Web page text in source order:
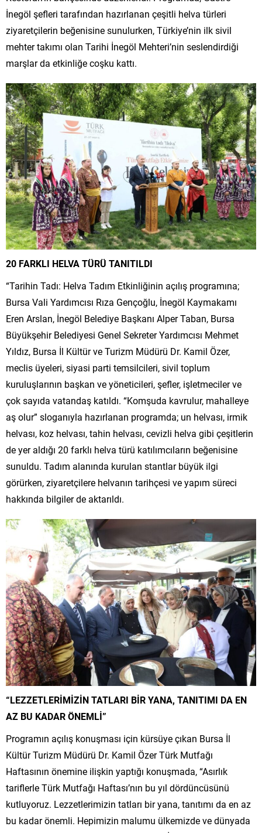
İnegöl şefleri tarafından hazırlanan çeşitli helva türleri
ziyaretçilerin beğenisine sunulurken, Türkiye’nin ilk sivil
mehter takımı olan Tarihi İnegöl Mehteri’nin seslendirdiği
marşlar da etkinliğe coşku kattı.
20 FARKLI HELVA TÜRÜ TANITILDI
“Tarihin Tadı: Helva Tadım Etkinliğinin açılış programına;
Bursa Vali Yardımcısı Rıza Gençoğlu, İnegöl Kaymakamı
Eren Arslan, İnegöl Belediye Başkanı Alper Taban, Bursa
Büyükşehir Belediyesi Genel Sekreter Yardımcısı Mehmet
Yıldız, Bursa İl Kültür ve Turizm Müdürü Dr. Kamil Özer,
meclis üyeleri, siyasi parti temsilcileri, sivil toplum
kuruluşlarının başkan ve yöneticileri, şefler, işletmeciler ve
çok sayıda vatandaş katıldı. “Komşuda kavrulur, mahalleye
aş olur” sloganıyla hazırlanan programda; un helvası, irmik
helvası, koz helvası, tahin helvası, cevizli helva gibi çeşitlerin
de yer aldığı 20 farklı helva türü katılımcıların beğenisine
sunuldu. Tadım alanında kurulan stantlar büyük ilgi
görürken, ziyaretçilere helvanın tarihçesi ve yapım süreci
hakkında bilgiler de aktarıldı.
“LEZZETLERİMİZİN TATLARI BİR YANA, TANITIMI DA EN
AZ BU KADAR ÖNEMLİ”
Programın açılış konuşması için kürsüye çıkan Bursa İl
Kültür Turizm Müdürü Dr. Kamil Özer Türk Mutfağı
Haftasının önemine ilişkin yaptığı konuşmada, “Asırlık
tariflerle Türk Mutfağı Haftası’nın bu yıl dördüncüsünü
kutluyoruz. Lezzetlerimizin tatları bir yana, tanıtımı da en az
bu kadar önemli. Hepimizin malumu ülkemizde ve dünyada